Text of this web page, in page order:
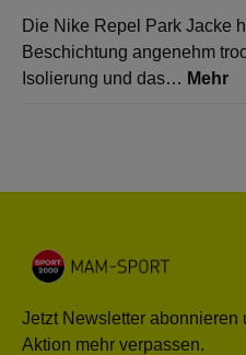
Die Nike Repel Park Jacke
Beschichtung angenehm
Isolierung und das… Mehr
Jetzt Newsletter
Aktion mehr verpassen.